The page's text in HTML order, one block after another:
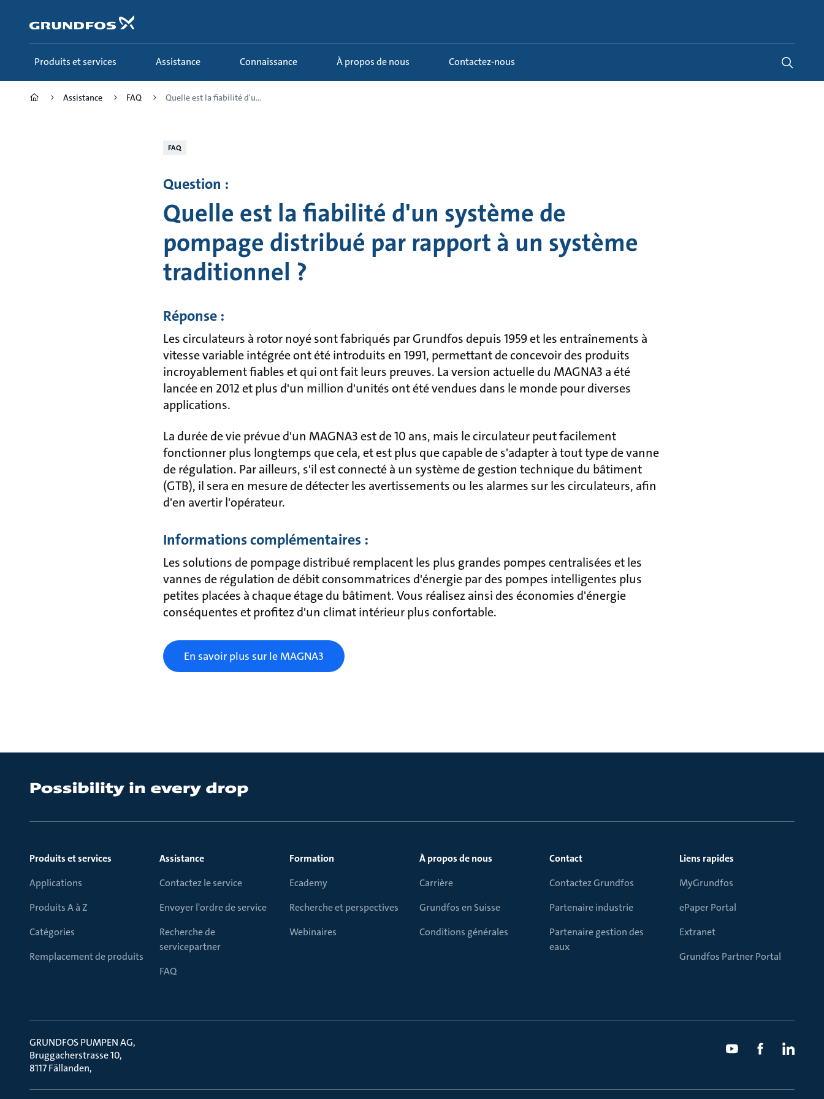
principal
Produits et services Assistance Connaissance À propos de nous Contactez-nous
Assistance FAQ Quelle est la fiabilité d'u...
FAQ
Question :
Quelle est la fiabilité d'un système de
pompage distribué par rapport à un système
traditionnel ?
Réponse :
Les circulateurs à rotor noyé sont fabriqués par Grundfos depuis 1959 et les entraînements à
vitesse variable intégrée ont été introduits en 1991, permettant de concevoir des produits
incroyablement fiables et qui ont fait leurs preuves. La version actuelle du MAGNA3 a été
lancée en 2012 et plus d'un million d'unités ont été vendues dans le monde pour diverses
applications.
La durée de vie prévue d'un MAGNA3 est de 10 ans, mais le circulateur peut facilement
fonctionner plus longtemps que cela, et est plus que capable de s'adapter à tout type de vanne
de régulation. Par ailleurs, s'il est connecté à un système de gestion technique du bâtiment
(GTB), il sera en mesure de détecter les avertissements ou les alarmes sur les circulateurs, afin
d'en avertir l'opérateur.
Informations complémentaires :
Les solutions de pompage distribué remplacent les plus grandes pompes centralisées et les
vannes de régulation de débit consommatrices d'énergie par des pompes intelligentes plus
petites placées à chaque étage du bâtiment. Vous réalisez ainsi des économies d'énergie
conséquentes et profitez d'un climat intérieur plus confortable.
En savoir plus sur le MAGNA3
Produits et services
Applications
Produits A à Z
Catégories
Remplacement de produits
Assistance
Contactez le service
Envoyer l'ordre de service
Recherche de
servicepartner
FAQ
Formation
Ecademy
Recherche et perspectives
Webinaires
À propos de nous
Carrière
Grundfos en Suisse
Conditions générales
Contact
Contactez Grundfos
Partenaire industrie
Partenaire gestion des
eaux
Liens rapides
MyGrundfos
ePaper Portal
Extranet
Grundfos Partner Portal
GRUNDFOS PUMPEN AG
Bruggacherstrasse 10
8117 Fällanden